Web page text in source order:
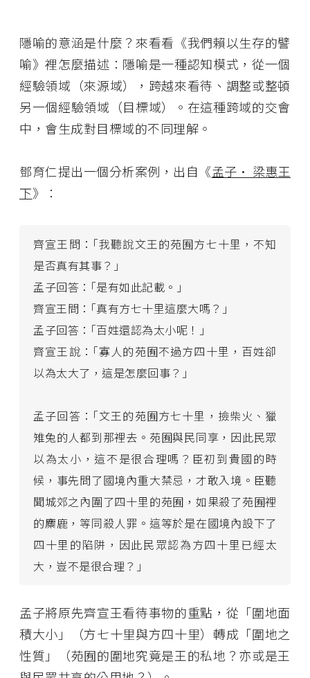
隱喻的意涵是什麼？來看看《我們賴以生存的譬
喻》裡怎麼描述：隱喻是一種認知模式，從一個
經驗領域（來源域），跨越來看待、調整或整頓
另一個經驗領域（目標域）。在這種跨域的交會
中，會生成對目標域的不同理解。
鄧育仁提出一個分析案例，出自《孟子· 梁惠王
下》：
齊宣王問：｢我聽說文王的苑囿方七十里，不知
是否真有其事？｣
孟子回答：｢是有如此記載。｣
齊宣王問：｢真有方七十里這麼大嗎？｣
孟子回答：｢百姓還認為太小呢！｣
齊宣王說：｢寡人的苑囿不過方四十里，百姓卻
以為太大了，這是怎麼回事？｣
孟子回答：｢文王的苑囿方七十里，撿柴火、獵
雉兔的人都到那裡去。苑囿與民同享，因此民眾
以為太小，這不是很合理嗎？臣初到貴國的時
候，事先問了國境內重大禁忌，才敢入境。臣聽
聞城郊之內圍了四十里的苑囿，如果殺了苑囿裡
的麋鹿，等同殺人罪。這等於是在國境內設下了
四十里的陷阱，因此民眾認為方四十里已經太
大，豈不是很合理？｣
孟子將原先齊宣王看待事物的重點，從「圍地面
積大小」（方七十里與方四十里）轉成「圍地之
性質」（苑囿的圍地究竟是王的私地？亦或是王